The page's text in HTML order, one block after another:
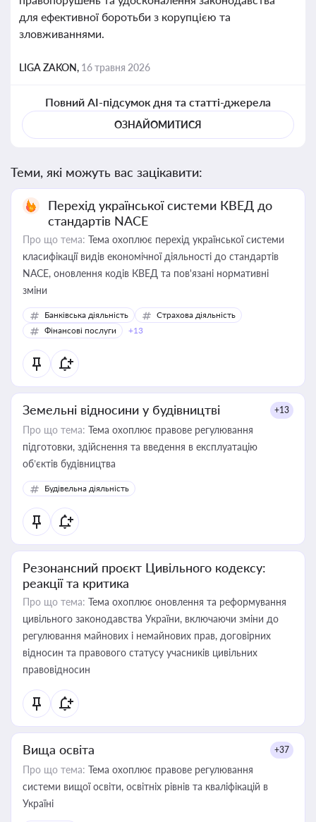
для ефективної боротьби з корупцією та
зловживаннями.
LIGA ZAKON, 16 травня 2026
Повний AI-підсумок дня та статті-джерела
ОЗНАЙОМИТИСЯ
Теми, які можуть вас зацікавити:
Перехід української системи КВЕД до
стандартів NACE
Про що тема: Тема охоплює перехід української системи
класифікації видів економічної діяльності до стандартів
NACE, оновлення кодів КВЕД та пов'язані нормативні
зміни
Банківська діяльність
Страхова діяльність
Фінансові послуги
+13
Земельні відносини у будівництві +13
Про що тема: Тема охоплює правове регулювання
підготовки, здійснення та введення в експлуатацію
об’єктів будівництва
Будівельна діяльність
Резонансний проєкт Цивільного кодексу:
реакції та критика
Про що тема: Тема охоплює оновлення та реформування
цивільного законодавства України, включаючи зміни до
регулювання майнових і немайнових прав, договірних
відносин та правового статусу учасників цивільних
правовідносин
Вища освіта +37
Про що тема: Тема охоплює правове регулювання
системи вищої освіти, освітніх рівнів та кваліфікацій в
Україні